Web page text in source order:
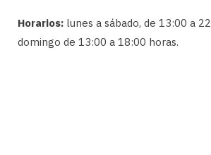
Horarios: lunes a sábado, de 13:00 a
domingo de 13:00 a 18:00 horas.